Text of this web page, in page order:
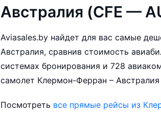
Австралия (CFE —
Aviasales.by найдет для вас самые
Австралия, сравнив стоимость
системах бронирования и 728
самолет Клермон-Ферран –
Посмотреть все прямые рейсы из